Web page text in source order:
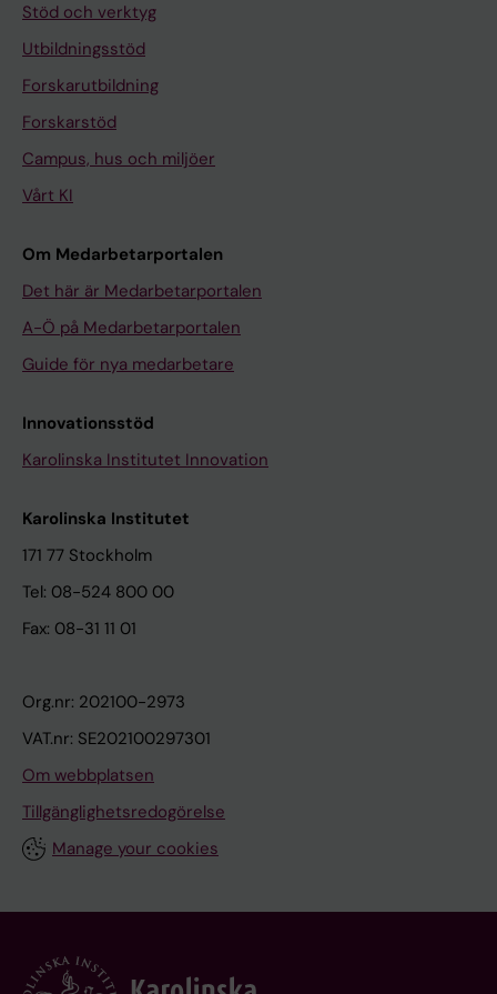
Stöd och verktyg
Utbildningsstöd
Forskarutbildning
Forskarstöd
Campus, hus och miljöer
Vårt KI
Om Medarbetarportalen
Det här är Medarbetarportalen
A-Ö på Medarbetarportalen
Guide för nya medarbetare
Innovationsstöd
Karolinska Institutet Innovation
Karolinska Institutet
171 77 Stockholm
Tel: 08-524 800 00
Fax: 08-31 11 01
Org.nr: 202100-2973
VAT.nr: SE202100297301
Om webbplatsen
Tillgänglighetsredogörelse
Manage your cookies